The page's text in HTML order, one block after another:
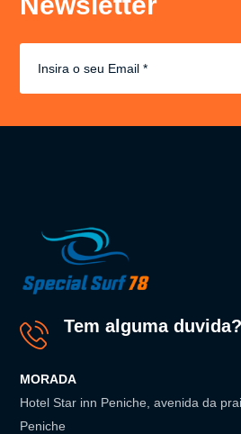
Tem alguma
MORADA
Hotel Star inn Peniche, avenida da
Peniche